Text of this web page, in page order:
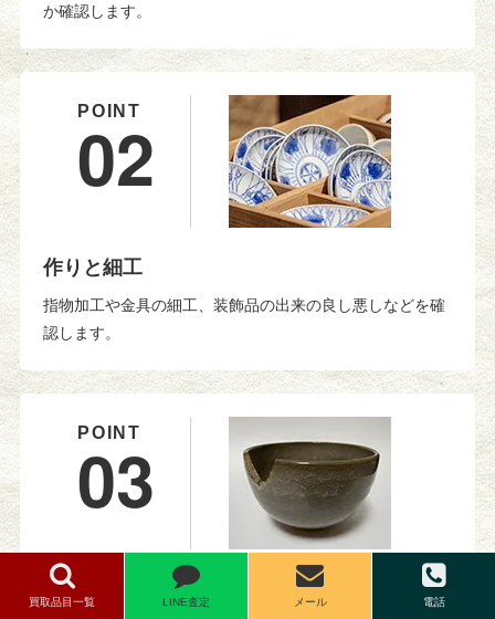
買取品目一覧 LINE査定 メール 電話
か確認します。
02
作りと細工
指物加工や金具の細工、装飾品の出来の良し悪しなどを確
認します。
03
保存状態